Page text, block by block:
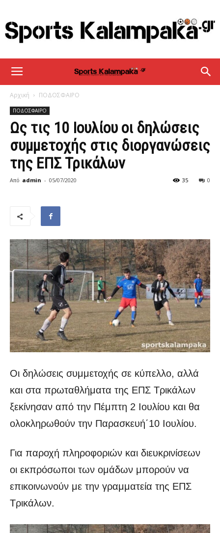
sportskalampaka
Αρχική ΠΟΔΟΣΦΑΙΡΟ
ΠΟΔΟΣΦΑΙΡΟ
Ως τις 10 Ιουλίου οι δηλώσεις
συμμετοχής στις διοργανώσεις
της ΕΠΣ Τρικάλων
Από admin - 05/07/2020 0
35
Οι δηλώσεις συμμετοχής σε κύπελλο, αλλά
και στα πρωταθλήματα της ΕΠΣ Τρικάλων
ξεκίνησαν από την Πέμπτη 2 Ιουλίου και θα
ολοκληρωθούν την Παρασκευή΄10 Ιουλίου.
Για παροχή πληροφοριών και διευκρινίσεων
οι εκπρόσωποι των ομάδων μπορούν να
επικοινωνούν με την γραμματεία της ΕΠΣ
Τρικάλων.